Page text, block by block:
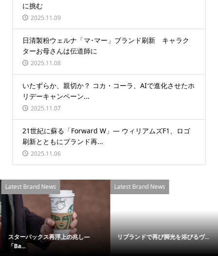
に挑む
2025.11.09
日清製粉ウェルナ「マ･マー」ブランド刷新 キャラク
ターお母さんは伝道師に
2025.11.08
いたずらか、親切か？ コカ・コーラ、AIで進化させたホ
リデーキャンペーン...
2025.11.07
21世紀に蘇る「Forward W」― ウィリアムズF1、ロゴ
刷新とともにブランド再...
2025.11.06
Latest Brand News
スターバックス再浮上の兆し—
「Ba...
Latest Brand News
リブランドで再び脚光を浴びるヴ...